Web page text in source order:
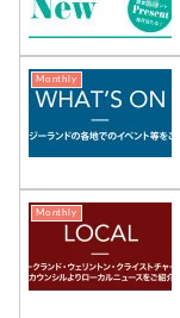
Monthly
Monthly